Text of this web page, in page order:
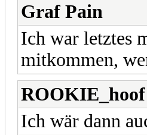
Graf Pain
Ich war letztes
mitkommen,
ROOKIE_hoof
Ich wär dann